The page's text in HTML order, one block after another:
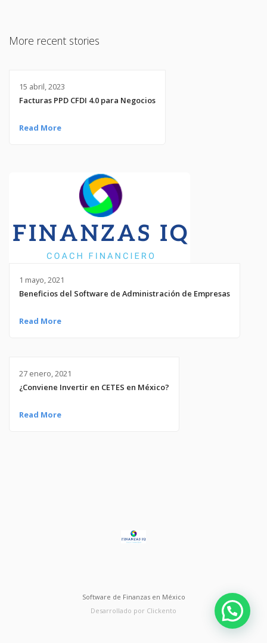
More recent stories
15 abril, 2023
Facturas PPD CFDI 4.0 para Negocios
Read More
1 mayo, 2021
Beneficios del Software de Administración de Empresas
Read More
27 enero, 2021
¿Conviene Invertir en CETES en México?
Read More
Software de Finanzas en México
Desarrollado por Clickento